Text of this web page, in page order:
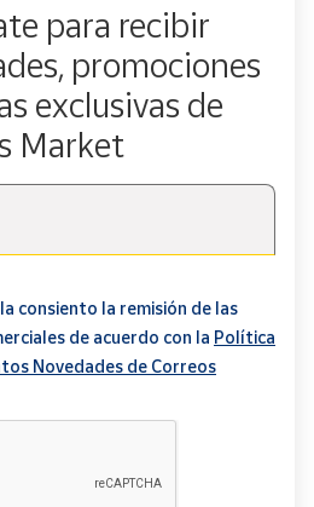
para recibir
promociones
exclusivas de
Market
consiento la remisión de las
de acuerdo con la Política
Novedades de Correos